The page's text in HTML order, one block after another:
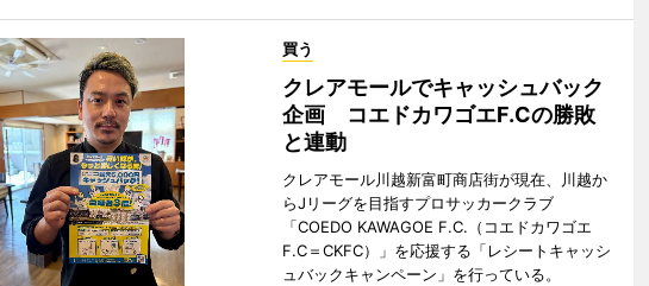
買う
クレアモールでキャッシュバック
企画 コエドカワゴエF.Cの勝敗
と連動
クレアモール川越新富町商店街が現在、川越か
らJリーグを目指すプロサッカークラブ
「COEDO KAWAGOE F.C.（コエドカワゴエ
F.C＝CKFC）」を応援する「レシートキャッシ
ュバックキャンペーン」を行っている。